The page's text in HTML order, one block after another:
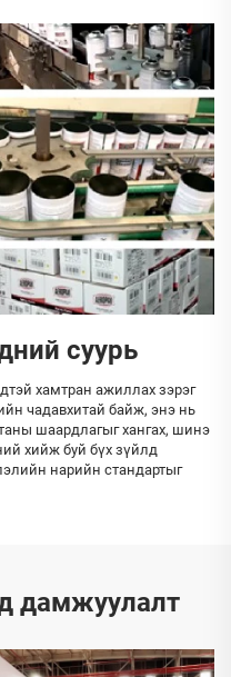
суурь
хамтран ажиллах зэрэг
чадавхитай байж, энэ нь
шаардлагыг хангах, шинэ
хийж буй бүх зүйлд
нарийн стандартыг
дамжуулалт